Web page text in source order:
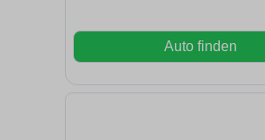
Auto finden